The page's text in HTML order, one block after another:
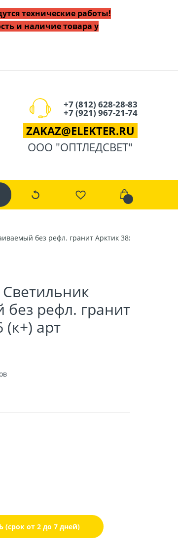
технические работы!
и наличие товара у
+7 (812) 628-28-83
+7 (921) 967-21-74
ZAKAZ@ELEKTER.RU
ООО "ОПТЛЕДСВЕТ"
без рефл. гранит Арктик 38x106 (к+) арт
Светильник
без рефл. гранит
(к+) арт
(срок от 2 до 7 дней)